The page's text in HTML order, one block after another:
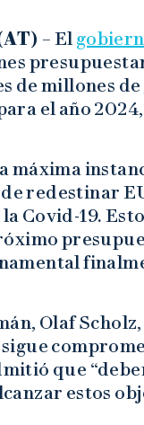
– El
de millones de
el año
máxima
redestinar
Covid-19.
Olaf
que
estos